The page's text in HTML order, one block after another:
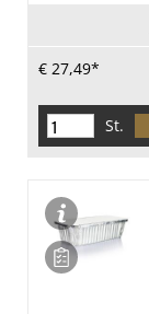
€ 27,49*
St.